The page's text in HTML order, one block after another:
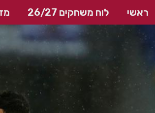
ראשי לוח משחקים 26/27